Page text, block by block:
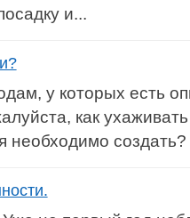
и...
у которых есть
как
необходимо создать?